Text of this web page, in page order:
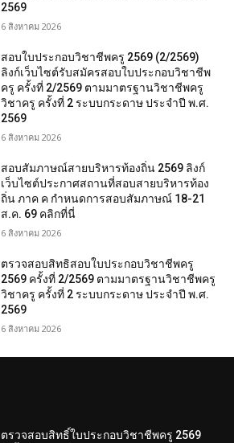
2569
6 สิงหาคม 2026
สอบใบประกอบวิชาชีพครู 2569 (2/2569)
ลิงก์เว็บไซต์รับสมัครสอบใบประกอบวิชาชีพ
ครู ครั้งที่ 2/2569 ตามมาตรฐานวิชาชีพครู
วิชาครู ครั้งที่ 2 ระบบกระดาษ ประจำปี พ.ศ.
2569
6 สิงหาคม 2026
สอบสัมภาษณ์สายบริหารท้องถิ่น 2569 ลิงก์
เว็บไซต์ประกาศสถานที่สอบสายบริหารท้อง
ถิ่น ภาค ค กำหนดการสอบสัมภาษณ์ 18-21
ส.ค. 69 คลิกที่นี่
6 สิงหาคม 2026
ตรวจสอบสิทธิสอบใบประกอบวิชาชีพครู
2569 ครั้งที่ 2/2569 ตามมาตรฐานวิชาชีพครู
วิชาครู ครั้งที่ 2 ระบบกระดาษ ประจำปี พ.ศ.
2569
6 สิงหาคม 2026
ตรวจสอบสิทธิ์ใบประกอบวิชาชีพครู 2569